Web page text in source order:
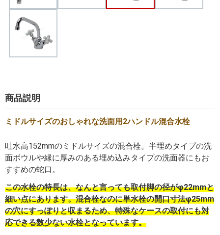
商品説明
ミドルサイズのおしゃれな洗面用2ハンドル混合水栓
吐水高152mmのミドルサイズの混合栓。半埋めタイプの洗
面ボウルや縁に厚みのある埋め込みタイプの洗面器にもお
すすめの蛇口。
この水栓の特長は、なんと言っても取付脚の径がφ22mmと
細い点にあります。混合栓なのに単水栓の開口寸法φ25mm
の穴にすっぽりと収まるため、特殊なケースの取付にも対
応できる数少ない水栓となっています。